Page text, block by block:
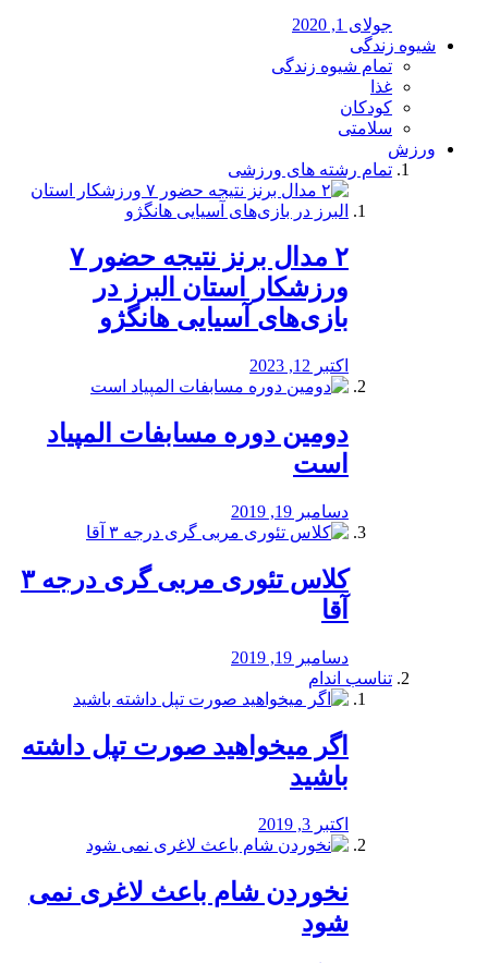
جولای 1, 2020
شیوه زندگی
تمام شیوه زندگی
غذا
کودکان
سلامتی
ورزش
تمام رشته های ورزشی
۲ مدال برنز نتیجه حضور ۷
ورزشکار استان البرز در
بازی‌های آسیایی هانگژو
اکتبر 12, 2023
دومین دوره مسابفات المپیاد
است
دسامبر 19, 2019
کلاس تئوری مربی گری درجه ۳
آقا
دسامبر 19, 2019
تناسب اندام
اگر میخواهید صورت تپل داشته
باشید
اکتبر 3, 2019
نخوردن شام باعث لاغری نمی
‌شود